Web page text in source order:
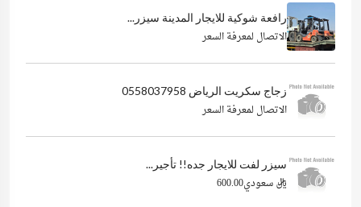
رافعة شوكية للايجار المدينة سيزر...
الاتصال لمعرفة السعر
زجاج سكريت الرياض 0558037958
الاتصال لمعرفة السعر
سيزر لفت للايجار جده!! تأجير...
ريال سعودي600.00